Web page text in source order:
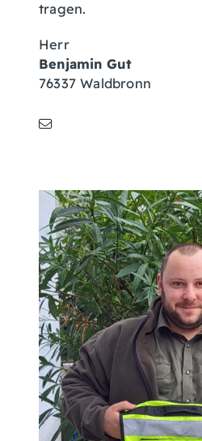
tragen.
Herr
Benjamin Gut
76337 Waldbronn